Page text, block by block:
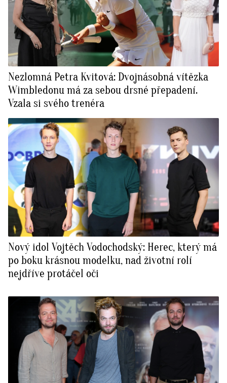
Nezlomná Petra Kvitová: Dvojnásobná vítězka
Wimbledonu má za sebou drsné přepadení.
Vzala si svého trenéra
Nový idol Vojtěch Vodochodský: Herec, který má
po boku krásnou modelku, nad životní rolí
nejdříve protáčel oči